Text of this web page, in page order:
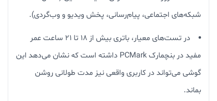
شبکه‌های اجتماعی، پیام‌رسانی، پخش ویدیو و وب‌گردی).
در تست‌های معیار، باتری بیش از ۱۸ تا ۲۱ ساعت عمر
مفید در بنچمارک PCMark داشته است که نشان می‌دهد این
گوشی می‌تواند در کاربری واقعی نیز مدت طولانی روشن
بماند.